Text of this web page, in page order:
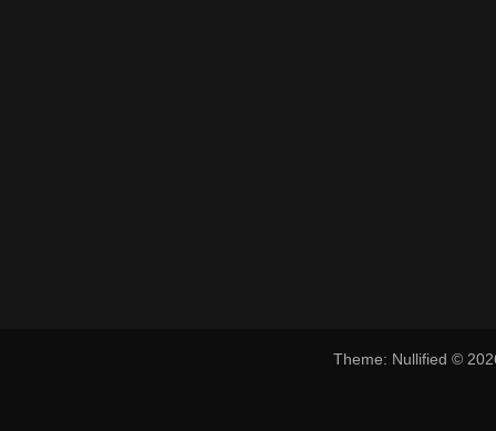
Theme: Nullified ©